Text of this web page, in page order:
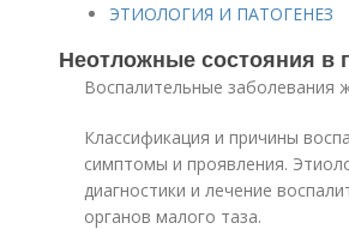
ЭТИОЛОГИЯ И ПАТОГЕНЕЗ
Неотложные состояния в
Воспалительные заболевания
Классификация и причины
симптомы и проявления.
диагностики и лечение
органов малого таза.